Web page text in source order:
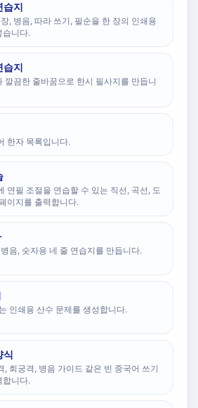
습지
, 병음, 따라 쓰기, 필순을 한 장의 인쇄용
습니다.
습지
깔끔한 줄바꿈으로 한시 필사지를 만듭니
한자 목록입니다.
연필 조절을 연습할 수 있는 직선, 곡선, 도
이지를 출력합니다.
음, 숫자용 네 줄 연습지를 만듭니다.
인쇄용 산수 문제를 생성합니다.
식
, 회궁격, 병음 가이드 같은 빈 중국어 쓰기
합니다.